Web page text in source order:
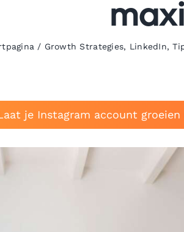
/ Growth Strategies, LinkedIn,
je Instagram account